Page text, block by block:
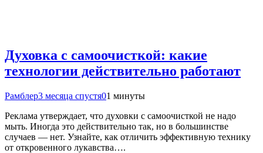
Духовка с самоочисткой: какие
технологии действительно работают
Рамблер3 месяца спустя01 минуты
Реклама утверждает, что духовки с самоочисткой не надо
мыть. Иногда это действительно так, но в большинстве
случаев — нет. Узнайте, как отличить эффективную технику
от откровенного лукавства….